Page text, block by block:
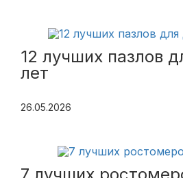
12 лучших пазлов
лет
26.05.2026